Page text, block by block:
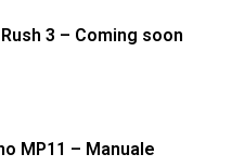
3 – Coming soon
MP11 – Manuale